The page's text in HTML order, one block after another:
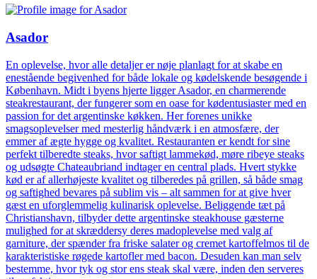
Asador
En oplevelse, hvor alle detaljer er nøje planlagt for at skabe en
enestående begivenhed for både lokale og kødelskende besøgende i
København. Midt i byens hjerte ligger Asador, en charmerende
steakrestaurant, der fungerer som en oase for kødentusiaster med en
passion for det argentinske køkken. Her forenes unikke
smagsoplevelser med mesterlig håndværk i en atmosfære, der
emmer af ægte hygge og kvalitet. Restauranten er kendt for sine
perfekt tilberedte steaks, hvor saftigt lammekød, møre ribeye steaks
og udsøgte Chateaubriand indtager en central plads. Hvert stykke
kød er af allerhøjeste kvalitet og tilberedes på grillen, så både smag
og saftighed bevares på sublim vis – alt sammen for at give hver
gæst en uforglemmelig kulinarisk oplevelse. Beliggende tæt på
Christianshavn, tilbyder dette argentinske steakhouse gæsterne
mulighed for at skræddersy deres madoplevelse med valg af
garniture, der spænder fra friske salater og cremet kartoffelmos til de
karakteristiske røgede kartofler med bacon. Desuden kan man selv
bestemme, hvor tyk og stor ens steak skal være, inden den serveres